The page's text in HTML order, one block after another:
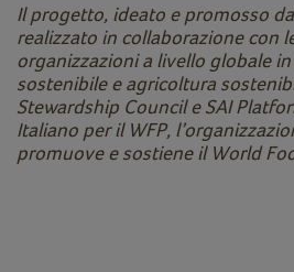
Il progetto, ideato e promosso
realizzato in collaborazione con
organizzazioni a livello globale
sostenibile e agricoltura
Stewardship Council e SAI
Italiano per il WFP,
promuove e sostiene il World